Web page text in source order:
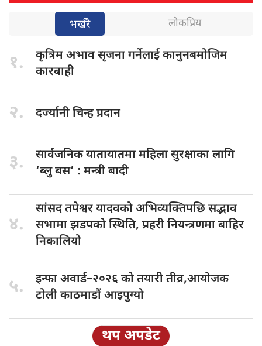
भर्खरै लोकप्रिय
१. कृत्रिम अभावसृजना गर्नेलाई कानुनबमोजिम
कारबाही
२. दर्ज्यानी चिन्हप्रदान
३. सार्वजनिक यातायातमामहिला सुरक्षाका लागि
‘ब्लु बस’ : मन्त्री बादी
४.
सांसद तपेश्वरयादवको अभिव्यक्तिपछि सद्भाव
सभामा झडपको स्थिति, प्रहरी नियन्त्रणमा बाहिर
निकालियो
५. इन्फा अवार्ड–२०२६ को तयारी तीव्र,आयोजक
टोली काठमाडौं आइपुग्यो
थप अपडेट